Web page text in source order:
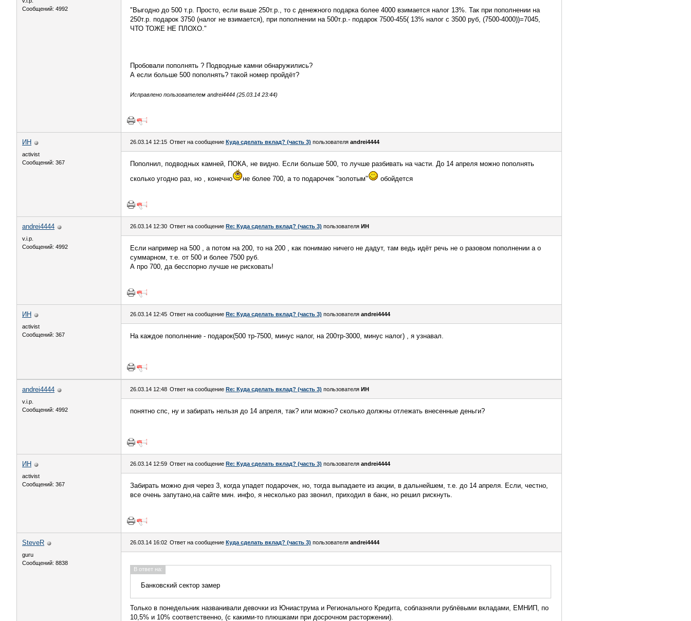
Сообщений: 4992
"Выгодно до 500 т.р. Просто, если выше 250т.р., то с денежного подарка более 4000 взимается налог 13%. Так при пополнении на
250т.р. подарок 3750 (налог не взимается), при пополнении на 500т.р.- подарок 7500-455( 13% налог с 3500 руб, (7500-4000))=7045,
ЧТО ТОЖЕ НЕ ПЛОХО."
Пробовали пополнять ? Подводные камни обнаружились?
А если больше 500 пополнять? такой номер пройдёт?
Исправлено пользователем andrei4444 (25.03.14 23:44)
ИН
activist
Сообщений: 367
26.03.14 12:15 Ответ на сообщение Куда сделать вклад? (часть 3) пользователя andrei4444
Пополнил, подводных камней, ПОКА, не видно. Если больше 500, то лучше разбивать на части. До 14 апреля можно пополнять
сколько угодно раз, но , конечно
не более 700, а то подарочек "золотым" обойдется
andrei4444
v.i.p.
Сообщений: 4992
26.03.14 12:30 Ответ на сообщение Re: Куда сделать вклад? (часть 3) пользователя ИН
Если например на 500 , а потом на 200, то на 200 , как понимаю ничего не дадут, там ведь идёт речь не о разовом пополнении а о
суммарном, т.е. от 500 и более 7500 руб.
А про 700, да бесспорно лучше не рисковать!
ИН
activist
Сообщений: 367
26.03.14 12:45 Ответ на сообщение Re: Куда сделать вклад? (часть 3) пользователя andrei4444
На каждое пополнение - подарок(500 тр-7500, минус налог, на 200тр-3000, минус налог) , я узнавал.
andrei4444
v.i.p.
Сообщений: 4992
26.03.14 12:48 Ответ на сообщение Re: Куда сделать вклад? (часть 3) пользователя ИН
понятно спс, ну и забирать нельзя до 14 апреля, так? или можно? сколько должны отлежать внесенные деньги?
ИН
activist
Сообщений: 367
26.03.14 12:59 Ответ на сообщение Re: Куда сделать вклад? (часть 3) пользователя andrei4444
Забирать можно дня через 3, когда упадет подарочек, но, тогда выпадаете из акции, в дальнейшем, т.е. до 14 апреля. Если, честно,
все очень запутано,на сайте мин. инфо, я несколько раз звонил, приходил в банк, но решил рискнуть.
SteveR
guru
Сообщений: 8838
26.03.14 16:02 Ответ на сообщение Куда сделать вклад? (часть 3) пользователя andrei4444
В ответ на:
Банковский сектор замер
Только в понедельник названивали девочки из Юниаструма и Регионального Кредита, соблазняли рублёвыми вкладами, ЕМНИП, по
10,5% и 10% соответственно, (с какими-то плюшками при досрочном расторжении).